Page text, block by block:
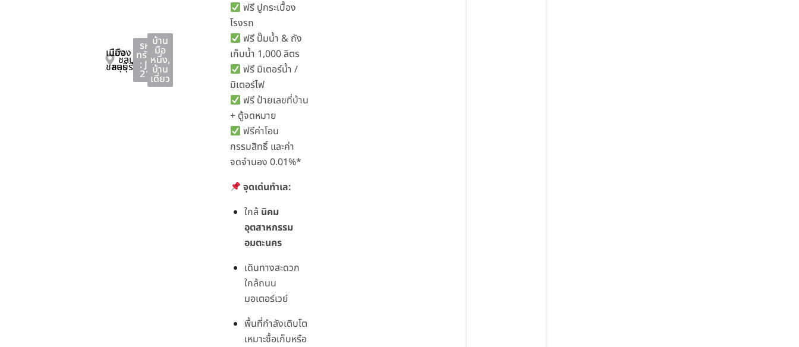
เมือง
ชลบุรี
เมือง
ชลบุรี
ชลบุรี
รหัส
ทรัพย์
: JS-
213
บ้าน
มือ
หนึ่ง,
บ้าน
เดี่ยว
ฟรี ปูกระเบื้อง
โรงรถ
ฟรี ปั๊มน้ำ & ถัง
เก็บน้ำ 1,000 ลิตร
ฟรี มิเตอร์น้ำ /
มิเตอร์ไฟ
ฟรี ป้ายเลขที่บ้าน
+ ตู้จดหมาย
ฟรีค่าโอน
กรรมสิทธิ์ และค่า
จดจำนอง 0.01%*
จุดเด่นทำเล:
ใกล้ นิคม
อุตสาหกรรม
อมตะนคร
เดินทางสะดวก
ใกล้ถนน
มอเตอร์เวย์
พื้นที่กำลังเติบโต
เหมาะซื้อเก็บหรือ